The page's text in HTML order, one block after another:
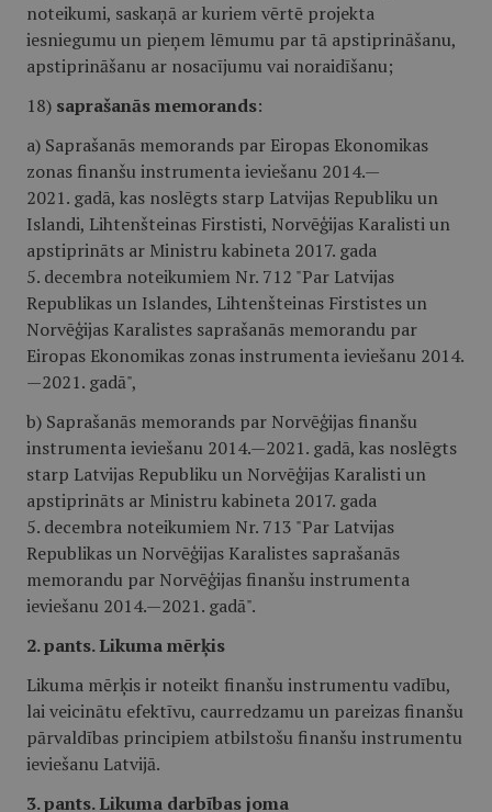
noteikumi, saskaņā ar kuriem vērtē projekta
iesniegumu un pieņem lēmumu par tā apstiprināšanu,
apstiprināšanu ar nosacījumu vai noraidīšanu;
18) saprašanās memorands:
a) Saprašanās memorands par Eiropas Ekonomikas
zonas finanšu instrumenta ieviešanu 2014.—
2021. gadā, kas noslēgts starp Latvijas Republiku un
Islandi, Lihtenšteinas Firstisti, Norvēģijas Karalisti un
apstiprināts ar Ministru kabineta 2017. gada
5. decembra noteikumiem Nr. 712 "Par Latvijas
Republikas un Islandes, Lihtenšteinas Firstistes un
Norvēģijas Karalistes saprašanās memorandu par
Eiropas Ekonomikas zonas instrumenta ieviešanu 2014.
—2021. gadā",
b) Saprašanās memorands par Norvēģijas finanšu
instrumenta ieviešanu 2014.—2021. gadā, kas noslēgts
starp Latvijas Republiku un Norvēģijas Karalisti un
apstiprināts ar Ministru kabineta 2017. gada
5. decembra noteikumiem Nr. 713 "Par Latvijas
Republikas un Norvēģijas Karalistes saprašanās
memorandu par Norvēģijas finanšu instrumenta
ieviešanu 2014.—2021. gadā".
2. pants. Likuma mērķis
Likuma mērķis ir noteikt finanšu instrumentu vadību,
lai veicinātu efektīvu, caurredzamu un pareizas finanšu
pārvaldības principiem atbilstošu finanšu instrumentu
ieviešanu Latvijā.
3. pants. Likuma darbības joma